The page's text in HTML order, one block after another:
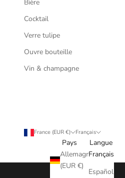
Bière
Cocktail
Verre tulipe
Ouvre bouteille
Vin & champagne
France (EUR €)
Pays
Allemagne
(EUR €)
Français
Langue
Français
Español